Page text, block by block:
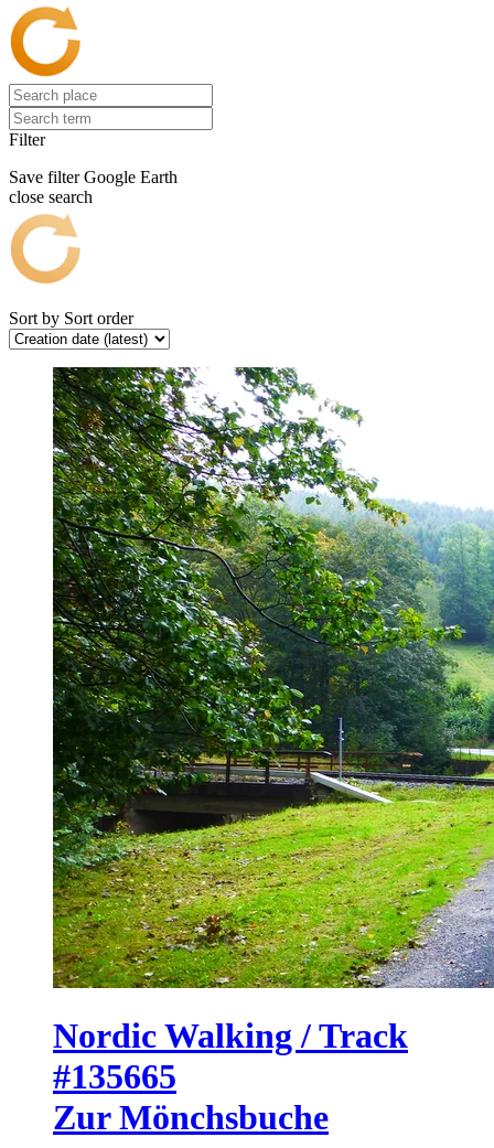
Filter
Save filter Google Earth
close search
Sort by Sort order
Nordic Walking / Track
#135665
Zur Mönchsbuche